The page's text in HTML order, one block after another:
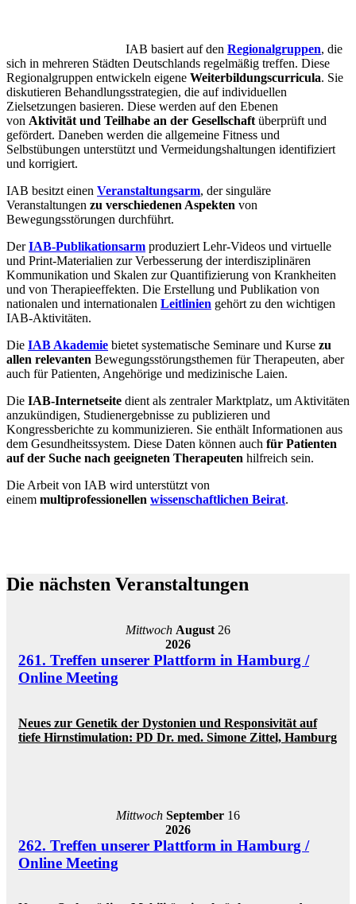
IAB basiert auf den Regionalgruppen, die
sich in mehreren Städten Deutschlands regelmäßig treffen. Diese
Regionalgruppen entwickeln eigene Weiterbildungscurricula. Sie
diskutieren Behandlungsstrategien, die auf individuellen
Zielsetzungen basieren. Diese werden auf den Ebenen
von Aktivität und Teilhabe an der Gesellschaft überprüft und
gefördert. Daneben werden die allgemeine Fitness und
Selbstübungen unterstützt und Vermeidungshaltungen identifiziert
und korrigiert.
IAB besitzt einen Veranstaltungsarm, der singuläre
Veranstaltungen zu verschiedenen Aspekten von
Bewegungsstörungen durchführt.
DerIAB-Publikationsarm produziert Lehr-Videos und virtuelle
und Print-Materialien zur Verbesserung der interdisziplinären
Kommunikation und Skalen zur Quantifizierung von Krankheiten
und von Therapieeffekten. Die Erstellung und Publikation von
nationalen und internationalen Leitlinien gehört zu den wichtigen
IAB-Aktivitäten.
Die IAB Akademie bietet systematische Seminare und Kurse zu
allen relevanten Bewegungsstörungsthemen für Therapeuten, aber
auch für Patienten, Angehörige und medizinische Laien.
Die IAB-Internetseite dient als zentraler Marktplatz, um Aktivitäten
anzukündigen, Studienergebnisse zu publizieren und
Kongressberichte zu kommunizieren. Sie enthält Informationen aus
dem Gesundheitssystem. Diese Daten können auch für Patienten
auf der Suche nach geeigneten Therapeuten hilfreich sein.
Die Arbeit von IAB wird unterstützt von
einem multiprofessionellen wissenschaftlichen Beirat.
Die nächsten Veranstaltungen
Mittwoch August 26
2026
261. Treffen unserer Plattform in Hamburg /
Online Meeting
Neues zur Genetik der Dystonien und Responsivität auf
tiefe Hirnstimulation: PD Dr. med. Simone Zittel, Hamburg
Mittwoch September 16
2026
262. Treffen unserer Plattform in Hamburg /
Online Meeting